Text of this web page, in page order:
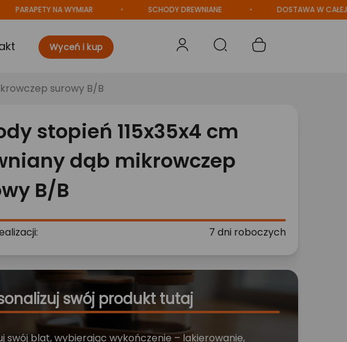
NA WYMIAR SCHODY DREWNIANE DOSTAWA W CAŁEJ
Wyceń i kup
surowy B/B
stopień 115x35x4 cm
dąb mikrowczep
B/B
7 dni roboczych
swój produkt tutaj
swój blat, wybierając wykończenie – lakierowanie,